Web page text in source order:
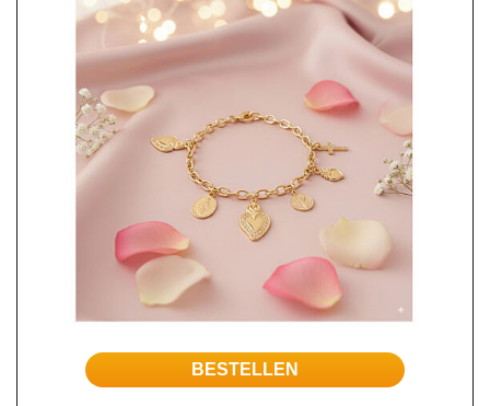
BESTELLEN